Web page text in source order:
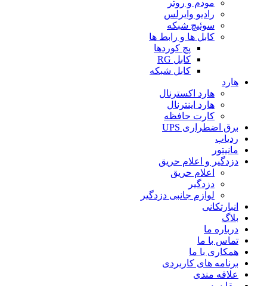
مودم و روتر
رادیو وایرلس
سوئیچ شبکه
کابل ها و رابط ها
پچ کوردها
کابل RG
کابل شبکه
هارد
هارد اکسترنال
هارد اینترنال
کارت حافظه
برق اضطراری UPS
ردیاب
مانیتور
دزدگیر و اعلام حریق
اعلام حریق
دزدگیر
لوازم جانبی دزدگیر
انبارتکانی
بلاگ
درباره ما
تماس با ما
همکاری با ما
برنامه های کاربردی
علاقه مندی